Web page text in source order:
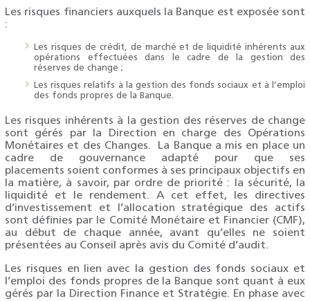
Les risques financiers auxquels la Banque est exposée sont
:
Les risques de crédit, de marché et de liquidité inhérents aux
opérations effectuées dans le cadre de la gestion des
réserves de change ;
Les risques relatifs à la gestion des fonds sociaux et à l’emploi
des fonds propres de la Banque.
Les risques inhérents à la gestion des réserves de change
sont gérés par la Direction en charge des Opérations
Monétaires et des Changes. La Banque a mis en place un
cadre de gouvernance adapté pour que ses
placements soient conformes à ses principaux objectifs en
la matière, à savoir, par ordre de priorité : la sécurité, la
liquidité et le rendement. A cet effet, les directives
d’investissement et l’allocation stratégique des actifs
sont définies par le Comité Monétaire et Financier (CMF),
au début de chaque année, avant qu’elles ne soient
présentées au Conseil après avis du Comité d’audit.
Les risques en lien avec la gestion des fonds sociaux et
l’emploi des fonds propres de la Banque sont quant à eux
gérés par la Direction Finance et Stratégie. En phase avec